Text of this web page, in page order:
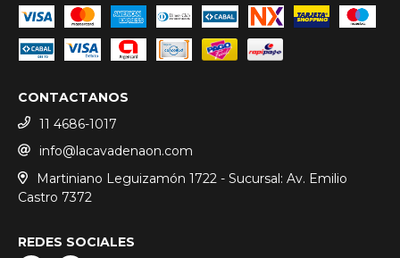
CONTACTANOS
11 4686-1017
info@lacavadenaon.com
Martiniano Leguizamón 1722 - Sucursal: Av. Emilio
Castro 7372
REDES SOCIALES